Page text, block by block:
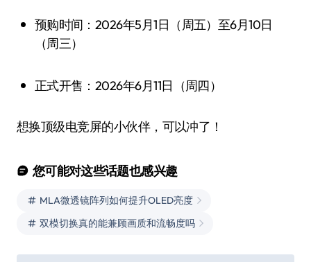
预购时间：2026年5月1日（周五）至6月10日
（周三）
正式开售：2026年6月11日（周四）
想换顶级电竞屏的小伙伴，可以冲了！
您可能对这些话题也感兴趣
MLA微透镜阵列如何提升OLED亮度
双模切换真的能兼顾画质和流畅度吗